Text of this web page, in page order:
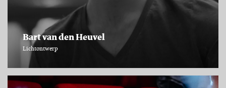
Bart van den Heuvel
Lichtontwerp